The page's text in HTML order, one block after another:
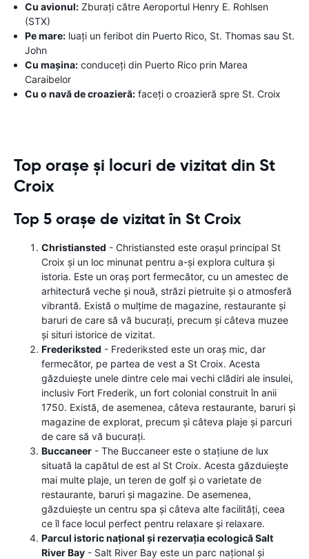
Cu avionul: Zburați către Aeroportul Henry E. Rohlsen
(STX)
Pe mare: luați un feribot din Puerto Rico, St. Thomas sau St.
John
Cu mașina: conduceți din Puerto Rico prin Marea
Caraibelor
Cu o navă de croazieră: faceți o croazieră spre St. Croix
Top orașe și locuri de vizitat din St
Croix
Top 5 orașe de vizitat în St Croix
Christiansted - Christiansted este orașul principal St
Croix și un loc minunat pentru a-și explora cultura și
istoria. Este un oraș port fermecător, cu un amestec de
arhitectură veche și nouă, străzi pietruite și o atmosferă
vibrantă. Există o mulțime de magazine, restaurante și
baruri de care să vă bucurați, precum și câteva muzee
și situri istorice de vizitat.
Frederiksted - Frederiksted este un oraș mic, dar
fermecător, pe partea de vest a St Croix. Acesta
găzduiește unele dintre cele mai vechi clădiri ale insulei,
inclusiv Fort Frederik, un fort colonial construit în anii
1750. Există, de asemenea, câteva restaurante, baruri și
magazine de explorat, precum și câteva plaje și parcuri
de care să vă bucurați.
Buccaneer - The Buccaneer este o stațiune de lux
situată la capătul de est al St Croix. Acesta găzduiește
mai multe plaje, un teren de golf și o varietate de
restaurante, baruri și magazine. De asemenea,
găzduiește un centru spa și câteva alte facilități, ceea
ce îl face locul perfect pentru relaxare și relaxare.
Parcul istoric național și rezervația ecologică Salt
River Bay - Salt River Bay este un parc național și